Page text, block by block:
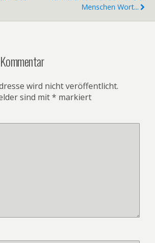
Menschen Wort...
wird nicht veröffentlicht.
sind mit* markiert